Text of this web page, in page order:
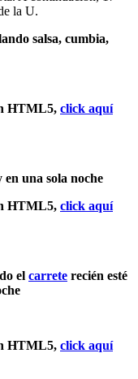
la U.
salsa, cumbia,
HTML5, click aquí
en una sola noche
HTML5, click aquí
el carrete recién esté
HTML5, click aquí